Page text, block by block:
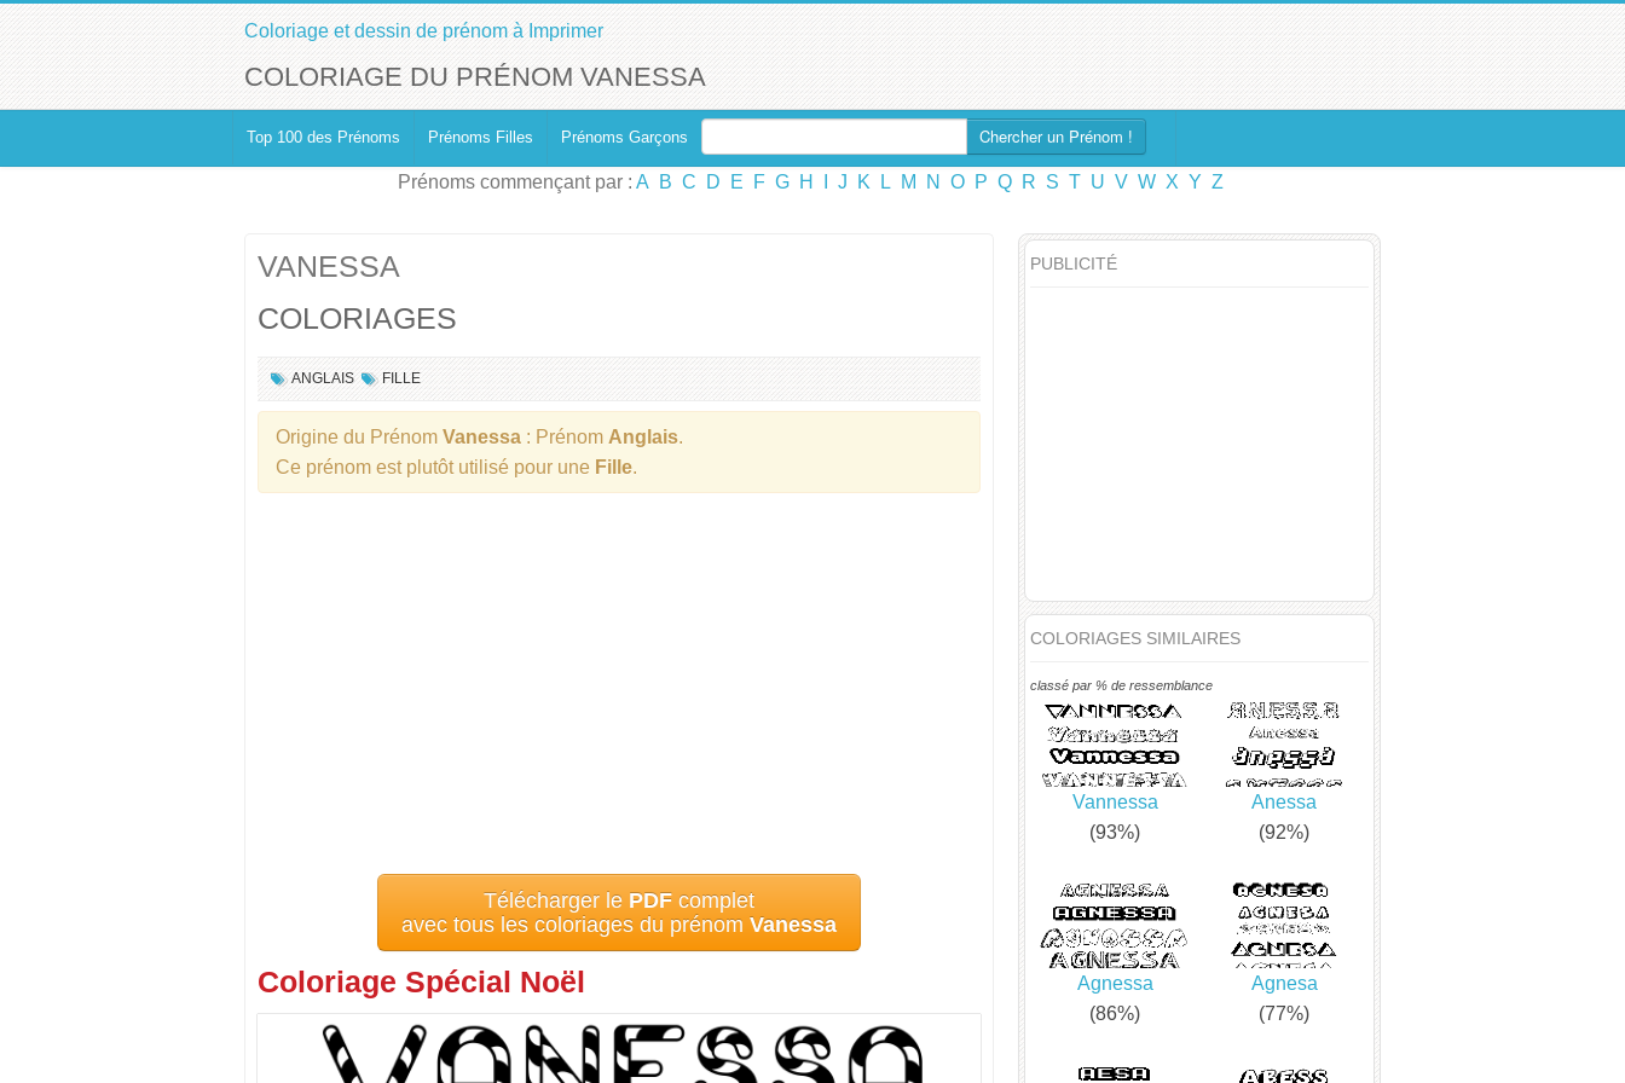
Coloriage et dessin de prénom à Imprimer
COLORIAGE DU PRÉNOM VANESSA
Top 100 des Prénoms Prénoms Filles Prénoms Garçons Chercher un Prénom !
Prénoms commençant par : A B C D E F G H J K L M N O P Q R S T U V W X Y Z
VANESSA
COLORIAGES
ANGLAIS FILLE
Origine du Prénom Vanessa : Prénom Anglais.
Ce prénom est plutôt utilisé pour une Fille.
Télécharger le PDF complet
avec tous les coloriages du prénom Vanessa
Coloriage Spécial Noël
PUBLICITÉ
COLORIAGES SIMILAIRES
classé par % de ressemblance
Vannessa
(93%)
Anessa
(92%)
Agnessa
(86%)
Agnesa
(77%)